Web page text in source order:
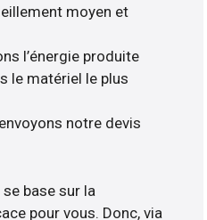
moyen et
l’énergie produite
le matériel le plus
notre devis
base sur la
pour vous. Donc, via